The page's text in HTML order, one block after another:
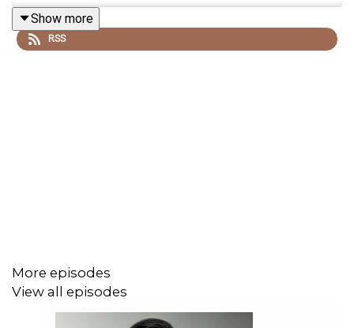
Show more
RSS
More episodes
View all episodes